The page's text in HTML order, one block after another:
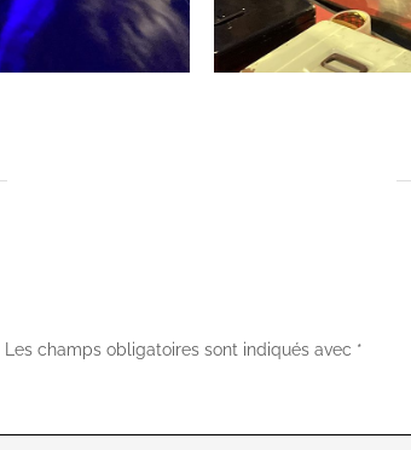
Les champs obligatoires sont indiqués avec *